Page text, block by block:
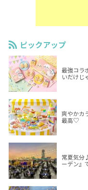
ピックアップ
最強コラ
いだけじ
爽やかカ
最高♡
常夏気分
ーデン』